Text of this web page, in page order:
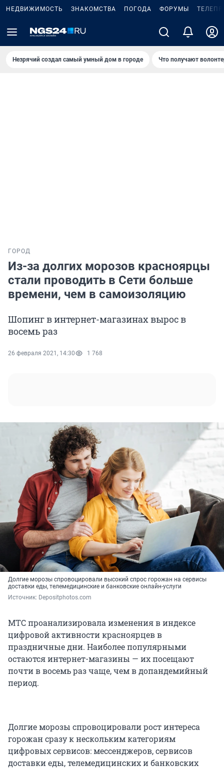
НЕДВИЖИМОСТЬ ЗНАКОМСТВА ПОГОДА ФОРУМЫ
Незрячий создал самый умный дом в городе Что получают
ГОРОД
Из-за долгих морозов красноярцы
стали проводить в Сети больше
времени, чем в самоизоляцию
Шопинг в интернет-магазинах вырос в
восемь раз
26 февраля 2021, 14:30 1 768
Долгие морозы спровоцировали высокий спрос горожан на сервисы
доставки еды, телемедицинские и банковские онлайн-услуги
Источник: Depositphotos.com
МТС проанализировала изменения в индексе
цифровой активности красноярцев в
праздничные дни. Наиболее популярными
остаются интернет-магазины — их посещают
почти в восемь раз чаще, чем в допандемийный
период.
Долгие морозы спровоцировали рост интереса
горожан сразу к нескольким категориям
цифровых сервисов: мессенджеров, сервисов
доставки еды, телемедицинских и банковских